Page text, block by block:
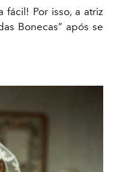
fácil! Por isso, a atriz
Bonecas” após se